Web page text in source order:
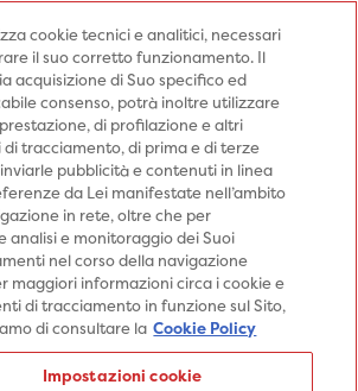
Medici Punti prelievo
Specialità
Prestazioni
Patologie
Sedi
Percorsi
Informazioni
Prenota una visita
cookie tecnici e analitici, necessari
il suo corretto funzionamento. Il
acquisizione di Suo specifico ed
consenso, potrà inoltre utilizzare
di profilazione e altri
tracciamento, di prima e di terze
pubblicità e contenuti in linea
da Lei manifestate nell’ambito
in rete, oltre che per
analisi e monitoraggio dei Suoi
nel corso della navigazione
maggiori informazioni circa i cookie e
di tracciamento in funzione sul Sito,
di consultare la Cookie Policy
Impostazioni cookie